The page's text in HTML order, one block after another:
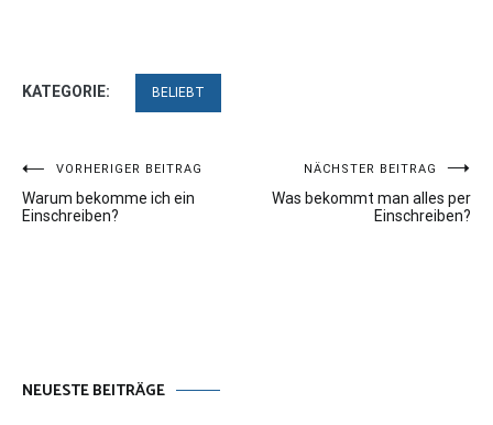
KATEGORIE: BELIEBT
Beitragsnavigation
VORHERIGER BEITRAG
Warum bekomme ich ein
Einschreiben?
NÄCHSTER BEITRAG
Was bekommt man alles per
Einschreiben?
NEUESTE BEITRÄGE